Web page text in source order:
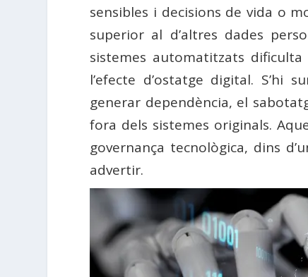
sensibles i decisions de vida o
superior al d’altres dades
sistemes automatitzats
l’efecte d’ostatge digital. S’hi
generar dependència, el
fora dels sistemes originals.
governança tecnològica, dins
advertir.